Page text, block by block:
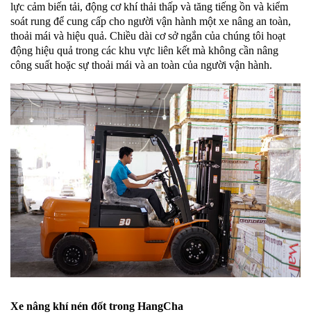
lực cảm biến tải, động cơ khí thải thấp và tăng tiếng ồn và kiểm
soát rung để cung cấp cho người vận hành một xe nâng an toàn,
thoải mái và hiệu quả. Chiều dài cơ sở ngắn của chúng tôi hoạt
động hiệu quả trong các khu vực liên kết mà không cần nâng
công suất hoặc sự thoải mái và an toàn của người vận hành.
Xe nâng khí nén đốt trong HangCha